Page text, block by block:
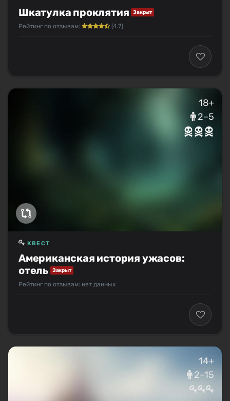
Шкатулка проклятия Закрыт
Рейтинг по отзывам: (4.7)
18+
2–5
Американская история ужасов:
отель
Закрыт
КВЕСТ
Рейтинг по отзывам: нет данных
14+
2–15